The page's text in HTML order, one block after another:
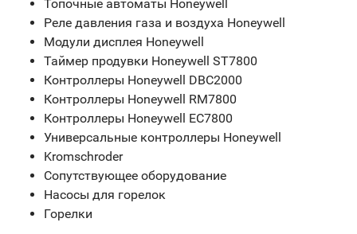
Топочные автоматы Honeywell
Реле давления газа и воздуха Honeywell
Модули дисплея Honeywell
Таймер продувки Honeywell ST7800
Контроллеры Honeywell DBC2000
Контроллеры Honeywell RM7800
Контроллеры Honeywell EC7800
Универсальные контроллеры Honeywell
Kromschroder
Сопутствующее оборудование
Насосы для горелок
Горелки